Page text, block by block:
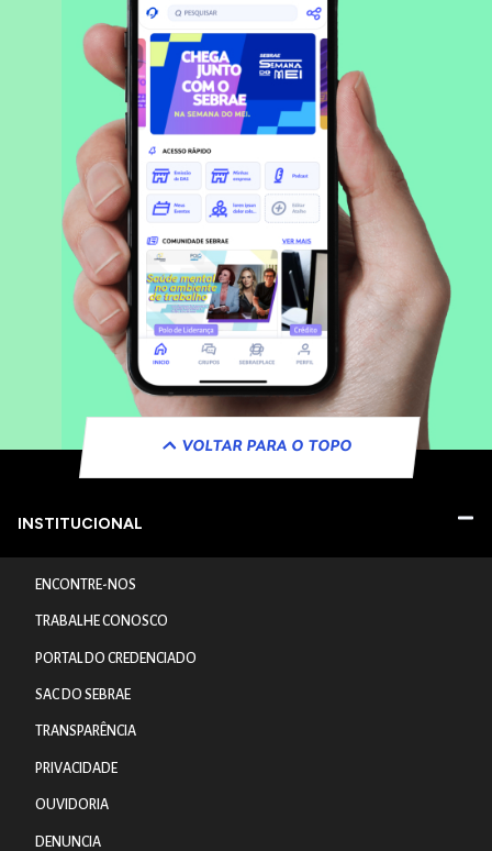
VOLTAR PARA O TOPO
INSTITUCIONAL
ENCONTRE-NOS
TRABALHE CONOSCO
PORTAL DO CREDENCIADO
SAC DO SEBRAE
TRANSPARÊNCIA
PRIVACIDADE
OUVIDORIA
DENUNCIA